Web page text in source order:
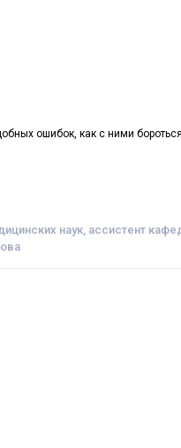
ошибок, как с ними
наук, ассистент